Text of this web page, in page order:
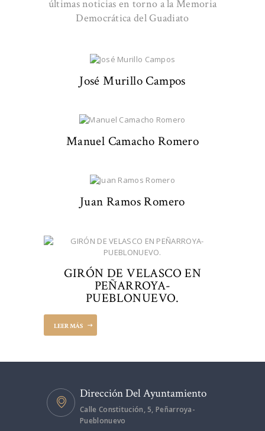
últimas noticias en torno a la Memoria
Democrática del Guadiato
José Murillo Campos
Manuel Camacho Romero
Juan Ramos Romero
GIRÓN DE VELASCO EN
PEÑARROYA-
PUEBLONUEVO.
LEER MÁS
Dirección Del Ayuntamiento
Calle Constitución, 5, Peñarroya-
Pueblonuevo